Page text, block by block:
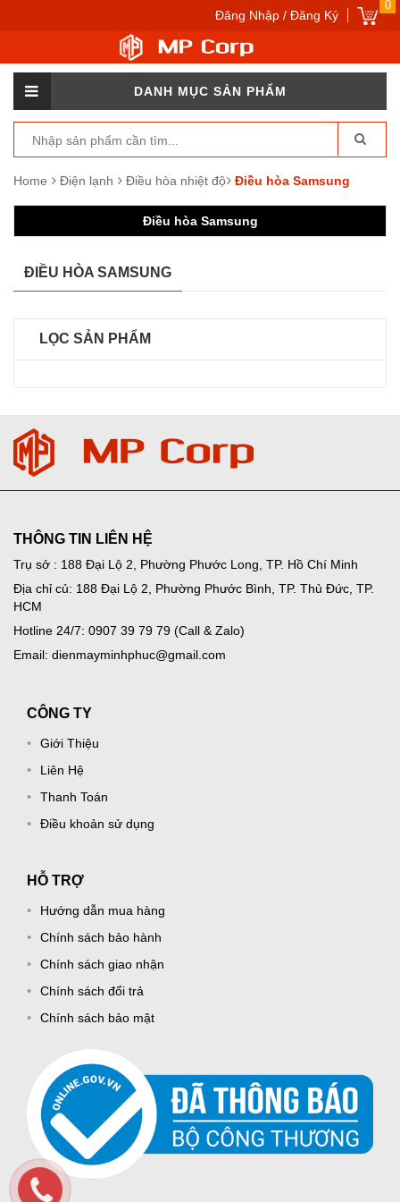
0
Đăng Nhập / Đăng Ký
DANH MỤC SẢN PHẨM
Home Điện lạnh Điều hòa nhiệt độ Điều hòa Samsung
Điều hòa Samsung
ĐIỀU HÒA SAMSUNG
LỌC SẢN PHẨM
THÔNG TIN LIÊN HỆ
Trụ sở : 188 Đại Lộ 2, Phường Phước Long, TP. Hồ Chí Minh
Địa chỉ củ: 188 Đại Lộ 2, Phường Phước Bình, TP. Thủ Đức, TP.
HCM
Hotline 24/7: 0907 39 79 79 (Call & Zalo)
Email: dienmayminhphuc@gmail.com
CÔNG TY
Giới Thiệu
Liên Hệ
Thanh Toán
Điều khoản sử dụng
HỖ TRỢ
Hướng dẫn mua hàng
Chính sách bảo hành
Chính sách giao nhận
Chính sách đổi trả
Chính sách bảo mật